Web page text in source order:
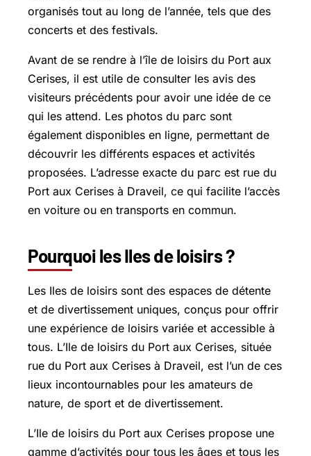
organisés tout au long de l’année, tels que des
concerts et des festivals.
Avant de se rendre à l’île de loisirs du Port aux
Cerises, il est utile de consulter les avis des
visiteurs précédents pour avoir une idée de ce
qui les attend. Les photos du parc sont
également disponibles en ligne, permettant de
découvrir les différents espaces et activités
proposées. L’adresse exacte du parc est rue du
Port aux Cerises à Draveil, ce qui facilite l’accès
en voiture ou en transports en commun.
Pourquoi les Iles de loisirs ?
Les Iles de loisirs sont des espaces de détente
et de divertissement uniques, conçus pour offrir
une expérience de loisirs variée et accessible à
tous. L’Ile de loisirs du Port aux Cerises, située
rue du Port aux Cerises à Draveil, est l’un de ces
lieux incontournables pour les amateurs de
nature, de sport et de divertissement.
L’Ile de loisirs du Port aux Cerises propose une
gamme d’activités pour tous les âges et tous les